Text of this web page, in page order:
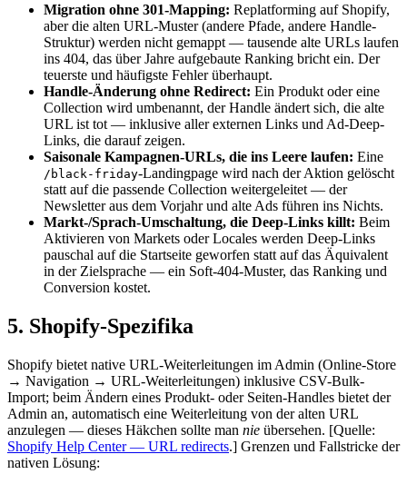
Migration ohne 301-Mapping: Replatforming auf Shopify,
aber die alten URL-Muster (andere Pfade, andere Handle-
Struktur) werden nicht gemappt — tausende alte URLs laufen
ins 404, das über Jahre aufgebaute Ranking bricht ein. Der
teuerste und häufigste Fehler überhaupt.
Handle-Änderung ohne Redirect: Ein Produkt oder eine
Collection wird umbenannt, der Handle ändert sich, die alte
URL ist tot — inklusive aller externen Links und Ad-Deep-
Links, die darauf zeigen.
Saisonale Kampagnen-URLs, die ins Leere laufen: Eine
/black-friday-Landingpage wird nach der Aktion gelöscht
statt auf die passende Collection weitergeleitet — der
Newsletter aus dem Vorjahr und alte Ads führen ins Nichts.
Markt-/Sprach-Umschaltung, die Deep-Links killt: Beim
Aktivieren von Markets oder Locales werden Deep-Links
pauschal auf die Startseite geworfen statt auf das Äquivalent
in der Zielsprache — ein Soft-404-Muster, das Ranking und
Conversion kostet.
5. Shopify-Spezifika
Shopify bietet native URL-Weiterleitungen im Admin (Online-Store
→ Navigation → URL-Weiterleitungen) inklusive CSV-Bulk-
Import; beim Ändern eines Produkt- oder Seiten-Handles bietet der
Admin an, automatisch eine Weiterleitung von der alten URL
anzulegen — dieses Häkchen sollte man nie übersehen. [Quelle:
Shopify Help Center — URL redirects.] Grenzen und Fallstricke der
nativen Lösung: